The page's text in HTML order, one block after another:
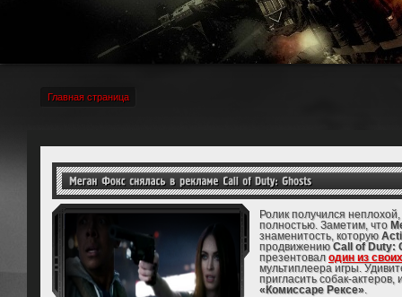
Главная страница
Ролик получился
полностью. Заметим, что
знаменитость, которую
продвижениюCall of Duty:
презентовал один из
мультиплеера игры.
пригласить собак-актеров,
«Комиссаре Рексе».